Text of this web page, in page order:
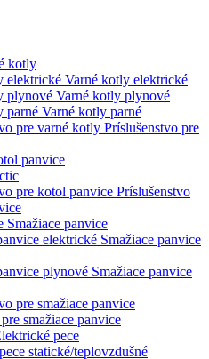
kotly
Varné kotly elektrické
Varné kotly plynové
Varné kotly parné
Príslušenstvo pre
panvice
Príslušenstvo
Smažiace panvice
Smažiace panvice
Smažiace panvice
smažiace panvice
pece